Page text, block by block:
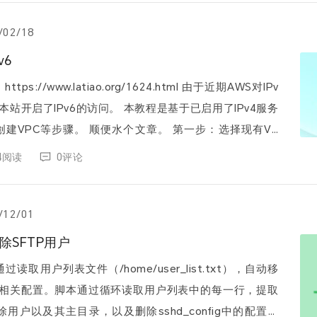
18
www.latiao.org/1624.html 由于近期AWS对IPv
访问。 本教程是基于已启用了IPv4服务
个文章。 第一步：选择现有VP
二步：添...
读 0评论
01
SFTP用户
过读取用户列表文件（/home/user_list.txt），自动移
关配置。脚本通过循环读取用户列表中的每一行，提取
用户以及其主目录，以及删除sshd_config中的配置。